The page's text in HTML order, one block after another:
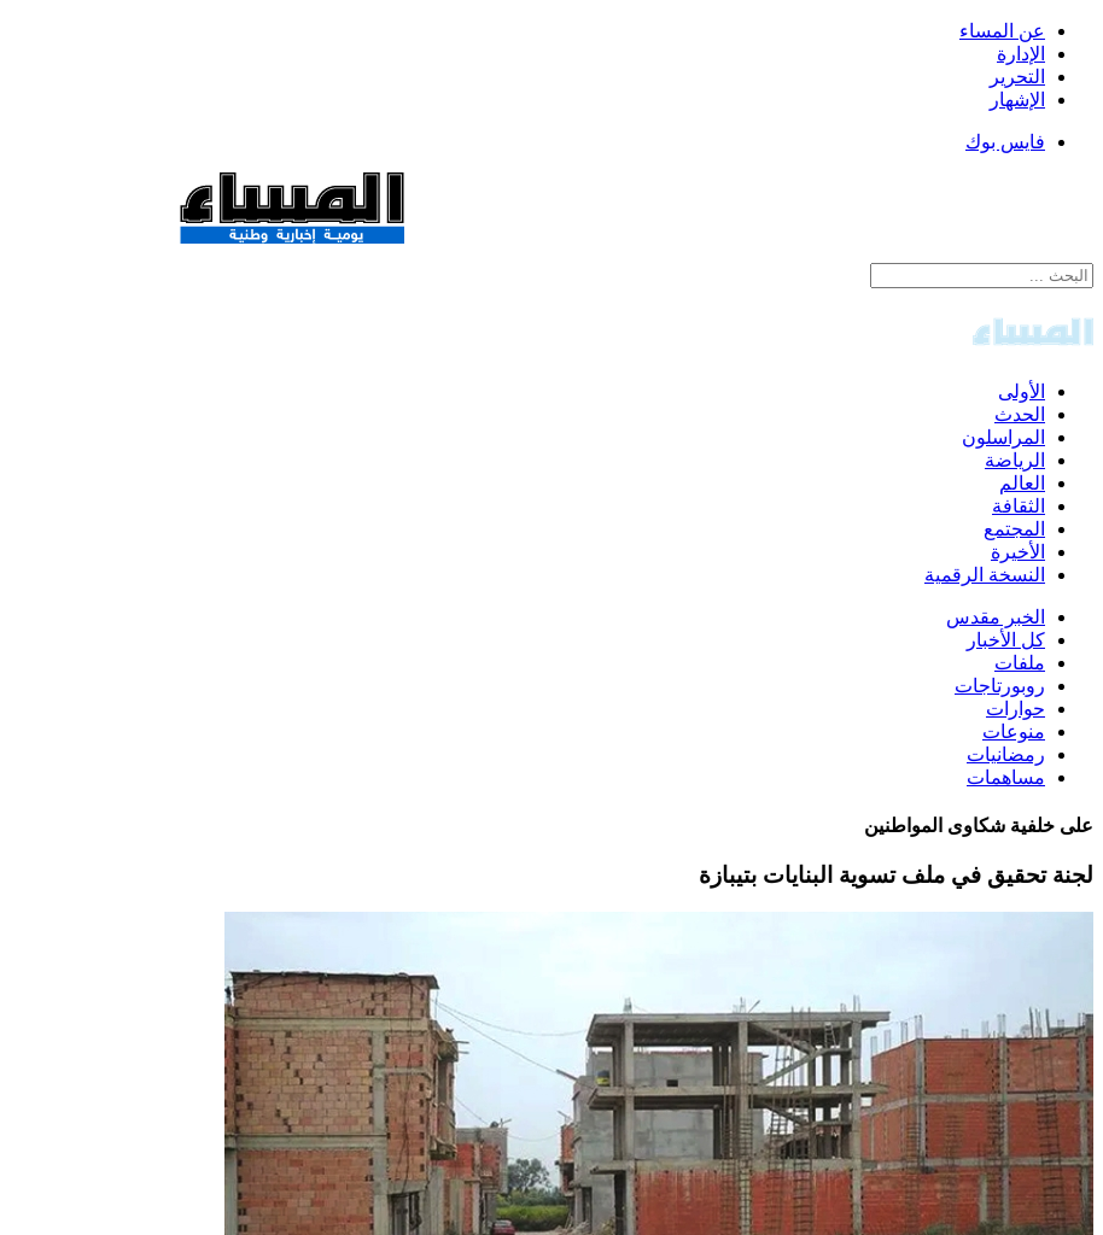
عن المساء
الإدارة
التحرير
الإشهار
فايس بوك
الأولى
الحدث
المراسلون
الرياضة
العالم
الثقافة
المجتمع
الأخيرة
النسخة الرقمية
الخبر مقدس
كل الأخبار
ملفات
روبورتاجات
حوارات
منوعات
رمضانيات
مساهمات
على خلفية شكاوى المواطنين
لجنة تحقيق في ملف تسوية البنايات بتيبازة